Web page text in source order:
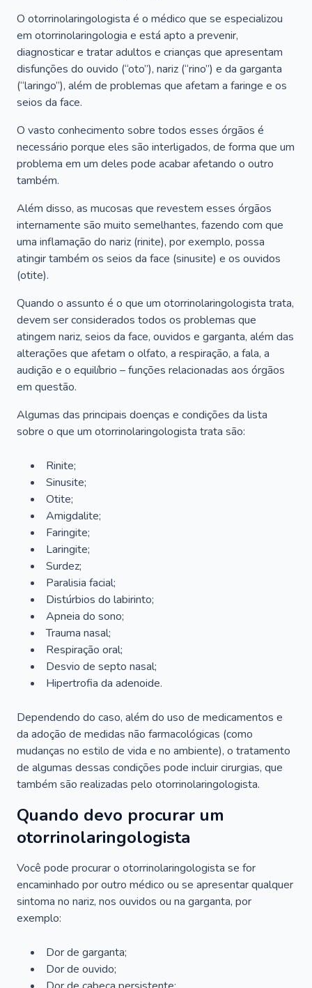
O otorrinolaringologista é o médico que se especializou
em otorrinolaringologia e está apto a prevenir,
diagnosticar e tratar adultos e crianças que apresentam
disfunções do ouvido (“oto”), nariz (“rino”) e da garganta
(“laringo”), além de problemas que afetam a faringe e os
seios da face.
O vasto conhecimento sobre todos esses órgãos é
necessário porque eles são interligados, de forma que um
problema em um deles pode acabar afetando o outro
também.
Além disso, as mucosas que revestem esses órgãos
internamente são muito semelhantes, fazendo com que
uma inflamação do nariz (rinite), por exemplo, possa
atingir também os seios da face (sinusite) e os ouvidos
(otite).
Quando o assunto é o que um otorrinolaringologista trata,
devem ser considerados todos os problemas que
atingem nariz, seios da face, ouvidos e garganta, além das
alterações que afetam o olfato, a respiração, a fala, a
audição e o equilíbrio – funções relacionadas aos órgãos
em questão.
Algumas das principais doenças e condições da lista
sobre o que um otorrinolaringologista trata são:
Rinite;
Sinusite;
Otite;
Amigdalite;
Faringite;
Laringite;
Surdez;
Paralisia facial;
Distúrbios do labirinto;
Apneia do sono;
Trauma nasal;
Respiração oral;
Desvio de septo nasal;
Hipertrofia da adenoide.
Dependendo do caso, além do uso de medicamentos e
da adoção de medidas não farmacológicas (como
mudanças no estilo de vida e no ambiente), o tratamento
de algumas dessas condições pode incluir cirurgias, que
também são realizadas pelo otorrinolaringologista.
Quando devo procurar um
otorrinolaringologista
Você pode procurar o otorrinolaringologista se for
encaminhado por outro médico ou se apresentar qualquer
sintoma no nariz, nos ouvidos ou na garganta, por
exemplo:
Dor de garganta;
Dor de ouvido;